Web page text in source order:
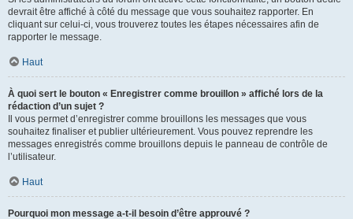
devrait être affiché à côté du message que vous souhaitez rapporter. En
cliquant sur celui-ci, vous trouverez toutes les étapes nécessaires afin de
rapporter le message.
Haut
À quoi sert le bouton « Enregistrer comme brouillon » affiché lors de la
rédaction d’un sujet ?
Il vous permet d’enregistrer comme brouillons les messages que vous
souhaitez finaliser et publier ultérieurement. Vous pouvez reprendre les
messages enregistrés comme brouillons depuis le panneau de contrôle de
l’utilisateur.
Haut
Pourquoi mon message a-t-il besoin d’être approuvé ?